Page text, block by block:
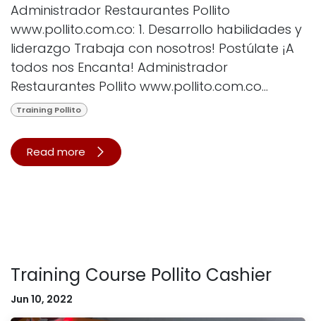
Administrador Restaurantes Pollito
www.pollito.com.co: 1. Desarrollo habilidades y
liderazgo Trabaja con nosotros! Postúlate ¡A
todos nos Encanta! Administrador
Restaurantes Pollito www.pollito.com.co...
Training Pollito
Read more
Training Course Pollito Cashier
Jun 10, 2022